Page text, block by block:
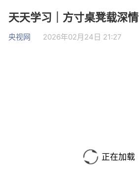
天天学习｜方寸桌凳载深情
央视网 2026年02月24日 21:27
正在加载